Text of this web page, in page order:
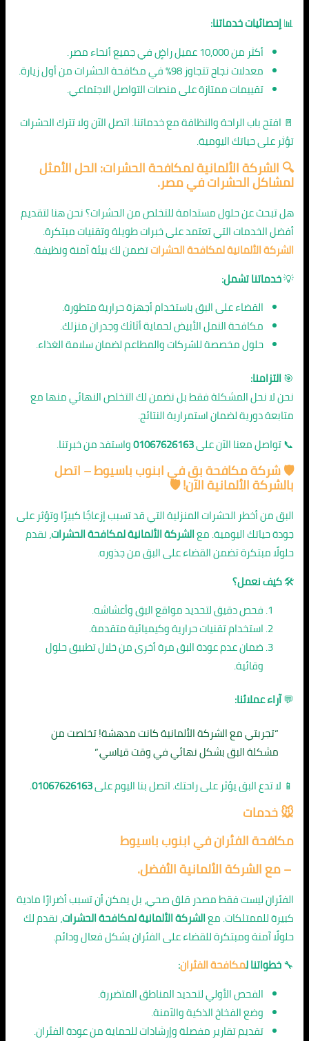
📊إحصائيات خدماتنا:
أكثر من 10,000 عميل راضٍ في جميع أنحاء مصر.
معدلات نجاح تتجاوز 98% في مكافحة الحشرات من أول زيارة.
تقييمات ممتازة على منصات التواصل الاجتماعي.
🚪 افتح باب الراحة والنظافة مع خدماتنا. اتصل الآن ولا تترك الحشرات
تؤثر على حياتك اليومية.
🔍 الشركة الألمانية لمكافحة الحشرات: الحل الأمثل
لمشاكل الحشرات في مصر.
هل تبحث عن حلول مستدامة للتخلص من الحشرات؟ نحن هنا لتقديم
أفضل الخدمات التي تعتمد على خبرات طويلة وتقنيات مبتكرة.
الشركة الألمانية لمكافحة الحشراتتضمن لك بيئة آمنة ونظيفة.
💡خدماتنا تشمل:
القضاء على البق باستخدام أجهزة حرارية متطورة.
مكافحة النمل الأبيض لحماية أثاثك وجدران منزلك.
حلول مخصصة للشركات والمطاعم لضمان سلامة الغذاء.
🎯التزامنا:
نحن لا نحل المشكلة فقط بل نضمن لك التخلص النهائي منها مع
متابعة دورية لضمان استمرارية النتائج.
📞 تواصل معنا الآن على01067626163واستفد من خبرتنا.
🛡️شركة مكافحة بق في ابنوب باسيوط– اتصل
بالشركة الألمانية الآن! 🛡️
البق من أخطر الحشرات المنزلية التي قد تسبب إزعاجًا كبيرًا وتؤثر على
جودة حياتك اليومية. معالشركة الألمانية لمكافحة الحشرات، نقدم
حلولًا مبتكرة تضمن القضاء على البق من جذوره.
🛠️كيف نعمل؟
فحص دقيق لتحديد مواقع البق وأعشاشه.
استخدام تقنيات حرارية وكيميائية متقدمة.
ضمان عدم عودة البق مرة أخرى من خلال تطبيق حلول
وقائية.
💬آراء عملائنا:
“تجربتي مع الشركة الألمانية كانت مدهشة! تخلصت من
مشكلة البق بشكل نهائي في وقت قياسي.”
📱 لا تدع البق يؤثر على راحتك. اتصل بنا اليوم على01067626163
.
🐭 خدمات
مكافحة الفئران في ابنوب باسيوط
– مع الشركة الألمانية الأفضل.
الفئران ليست فقط مصدر قلق صحي، بل يمكن أن تسبب أضرارًا مادية
كبيرة للممتلكات. معالشركة الألمانية لمكافحة الحشرات، نقدم لك
حلولًا آمنة ومبتكرة للقضاء على الفئران بشكل فعال ودائم.
🔧خطواتنا لمكافحة الفئران:
الفحص الأولي لتحديد المناطق المتضررة.
وضع الفخاخ الذكية والآمنة.
تقديم تقارير مفصلة وإرشادات للحماية من عودة الفئران.